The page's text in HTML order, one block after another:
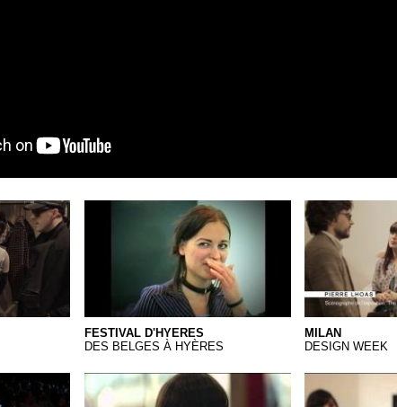
FESTIVAL D'HYERES
DES BELGES À HYÈRES
MILAN
DESIGN WEEK
FritKot Rose